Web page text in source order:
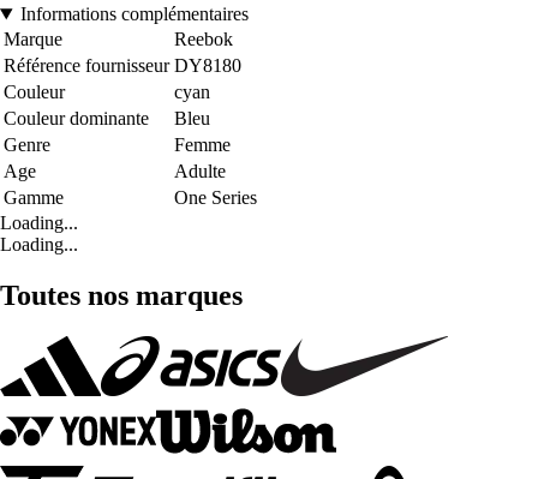
Informations complémentaires
Marque
Reebok
Référence fournisseur DY8180
Couleur
cyan
Couleur dominante
Bleu
Genre
Femme
Age
Adulte
Gamme
One Series
Loading...
Loading...
Toutes nos marques